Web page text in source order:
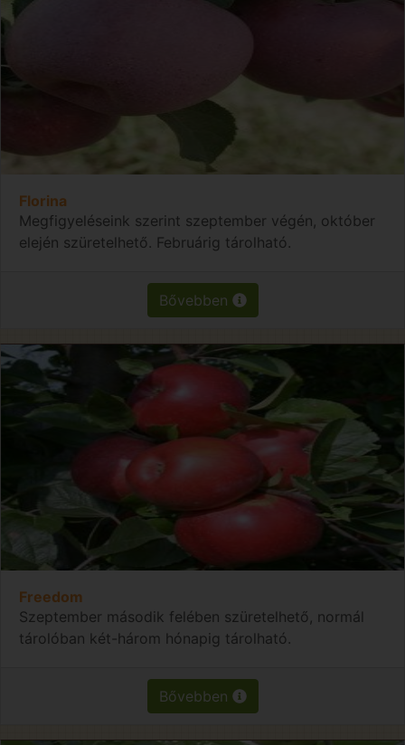
Florina
Megfigyeléseink szerint szeptember végén, október
elején szüretelhető. Februárig tárolható.
Bővebben
Freedom
Szeptember második felében szüretelhető, normál
tárolóban két-három hónapig tárolható.
Bővebben